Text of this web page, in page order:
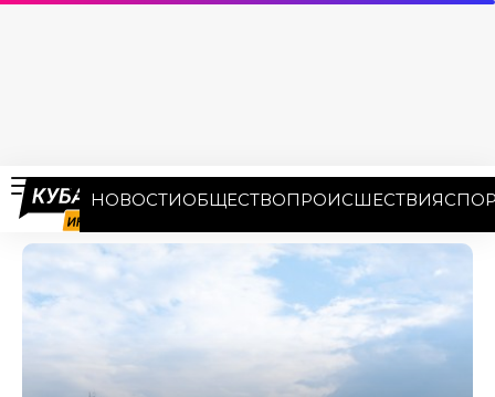
НОВОСТИОБЩЕСТВОПРОИСШЕСТВИЯ